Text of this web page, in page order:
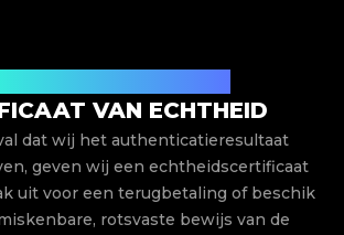
VAN ECHTHEID
dat wij het authenticatieresultaat
geven wij een echtheidscertificaat
uit voor een terugbetaling of beschik
rotsvaste bewijs van de